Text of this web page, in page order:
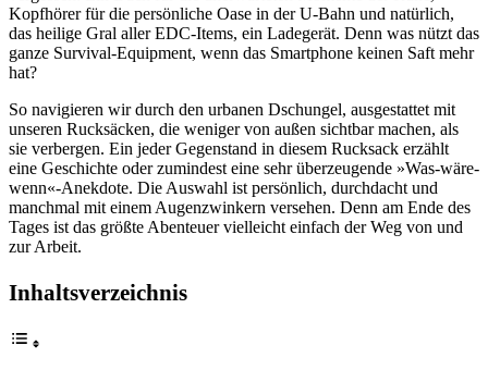
Kopfhörer für die persönliche Oase in der U-Bahn und natürlich,
das heilige Gral aller EDC-Items, ein Ladegerät. Denn was nützt das
ganze Survival-Equipment, wenn das Smartphone keinen Saft mehr
hat?
So navigieren wir durch den urbanen Dschungel, ausgestattet mit
unseren Rucksäcken, die weniger von außen sichtbar machen, als
sie verbergen. Ein jeder Gegenstand in diesem Rucksack erzählt
eine Geschichte oder zumindest eine sehr überzeugende »Was-wäre-
wenn«-Anekdote. Die Auswahl ist persönlich, durchdacht und
manchmal mit einem Augenzwinkern versehen. Denn am Ende des
Tages ist das größte Abenteuer vielleicht einfach der Weg von und
zur Arbeit.
Inhaltsverzeichnis